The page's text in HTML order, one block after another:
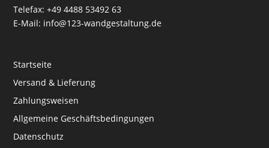
Telefax: +49 4488 53492 63
E-Mail: info@123-wandgestaltung.de
Startseite
Versand & Lieferung
Zahlungsweisen
Allgemeine Geschäftsbedingungen
Datenschutz